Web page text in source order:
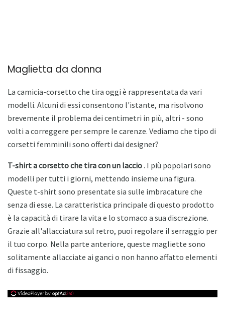
Maglietta da donna
La camicia-corsetto che tira oggi è rappresentata da vari
modelli. Alcuni di essi consentono l'istante, ma risolvono
brevemente il problema dei centimetri in più, altri - sono
volti a correggere per sempre le carenze. Vediamo che tipo di
corsetti femminili sono offerti dai designer?
T-shirt a corsetto che tira con un laccio. I più popolari sono
modelli per tutti i giorni, mettendo insieme una figura.
Queste t-shirt sono presentate sia sulle imbracature che
senza di esse. La caratteristica principale di questo prodotto
è la capacità di tirare la vita e lo stomaco a sua discrezione.
Grazie all'allacciatura sul retro, puoi regolare il serraggio per
il tuo corpo. Nella parte anteriore, queste magliette sono
solitamente allacciate ai ganci o non hanno affatto elementi
di fissaggio.